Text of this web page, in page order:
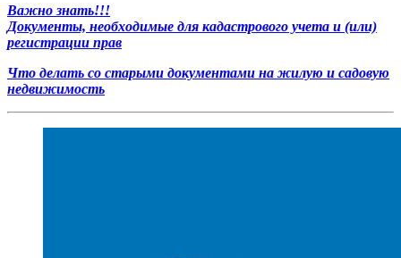
Важно знать!!!
Документы, необходимые для кадастрового учета и (или)
регистрации прав
Что делать со старыми документами на жилую и садовую
недвижимость